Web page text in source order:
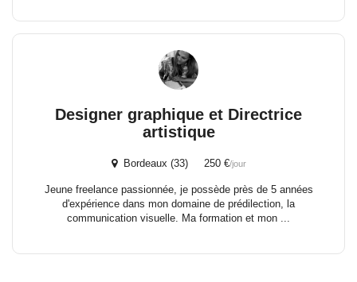
Designer graphique et Directrice
artistique
Bordeaux (33) 250 €/jour
Jeune freelance passionnée, je possède près de 5 années
d'expérience dans mon domaine de prédilection, la
communication visuelle. Ma formation et mon ...